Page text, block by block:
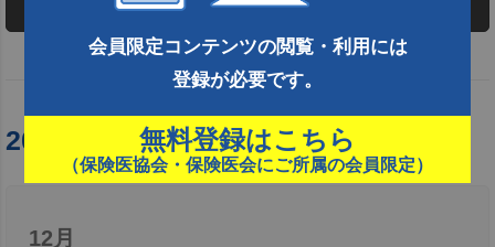
2023年
12月
会員限定コンテンツの閲覧・利用には
登録が必要です。
無料登録はこちら
（保険医協会・保険医会にご所属の会員限定）